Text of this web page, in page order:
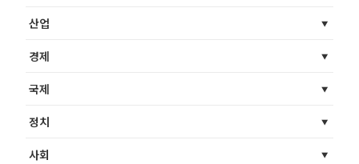
산업
경제
국제
정치
사회